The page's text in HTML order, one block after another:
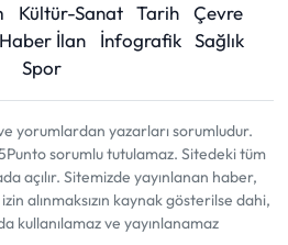
Kültür-Sanat Tarih
Çevre
Haber İlan İnfografik Sağlık
Spor
yorumlardan yazarları sorumludur.
sorumlu tutulamaz. Sitedeki tüm
açılır. Sitemizde yayınlanan haber,
alınmaksızın kaynak gösterilse dahi,
kullanılamaz ve yayınlanamaz